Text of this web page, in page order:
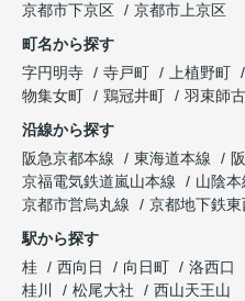
京都市下京区
京都市上京区
町名から探す
字円明寺
寺戸町 上植野町
物集女町
鶏冠井町 羽束師
沿線から探す
阪急京都本線
東海道本線
京福電気鉄道嵐山本線
山陰本
京都市営烏丸線
京都地下鉄東
駅から探す
桂
西向日 向日町 洛西口
桂川
松尾大社 西山天王山